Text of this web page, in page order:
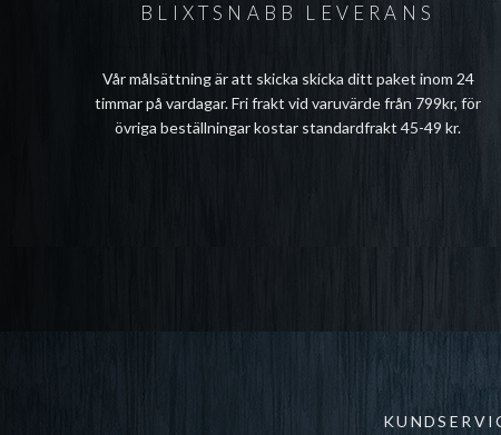
BLIXTSNABB LEVERANS
Vår målsättning är att skicka skicka ditt paket inom 24
timmar på vardagar. Fri frakt vid varuvärde från 799kr, för
övriga beställningar kostar standardfrakt 45-49 kr.